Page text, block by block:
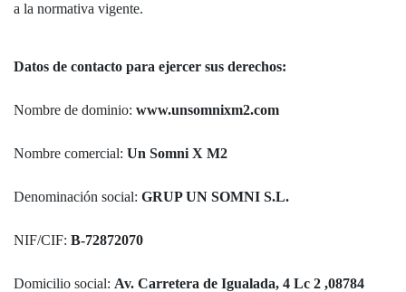
a la normativa vigente.
Datos de contacto para ejercer sus derechos:
Nombre de dominio: www.unsomnixm2.com
Nombre comercial: Un Somni X M2
Denominación social: GRUP UN SOMNI S.L.
NIF/CIF: B-72872070
Domicilio social: Av. Carretera de Igualada, 4 Lc 2 ,08784